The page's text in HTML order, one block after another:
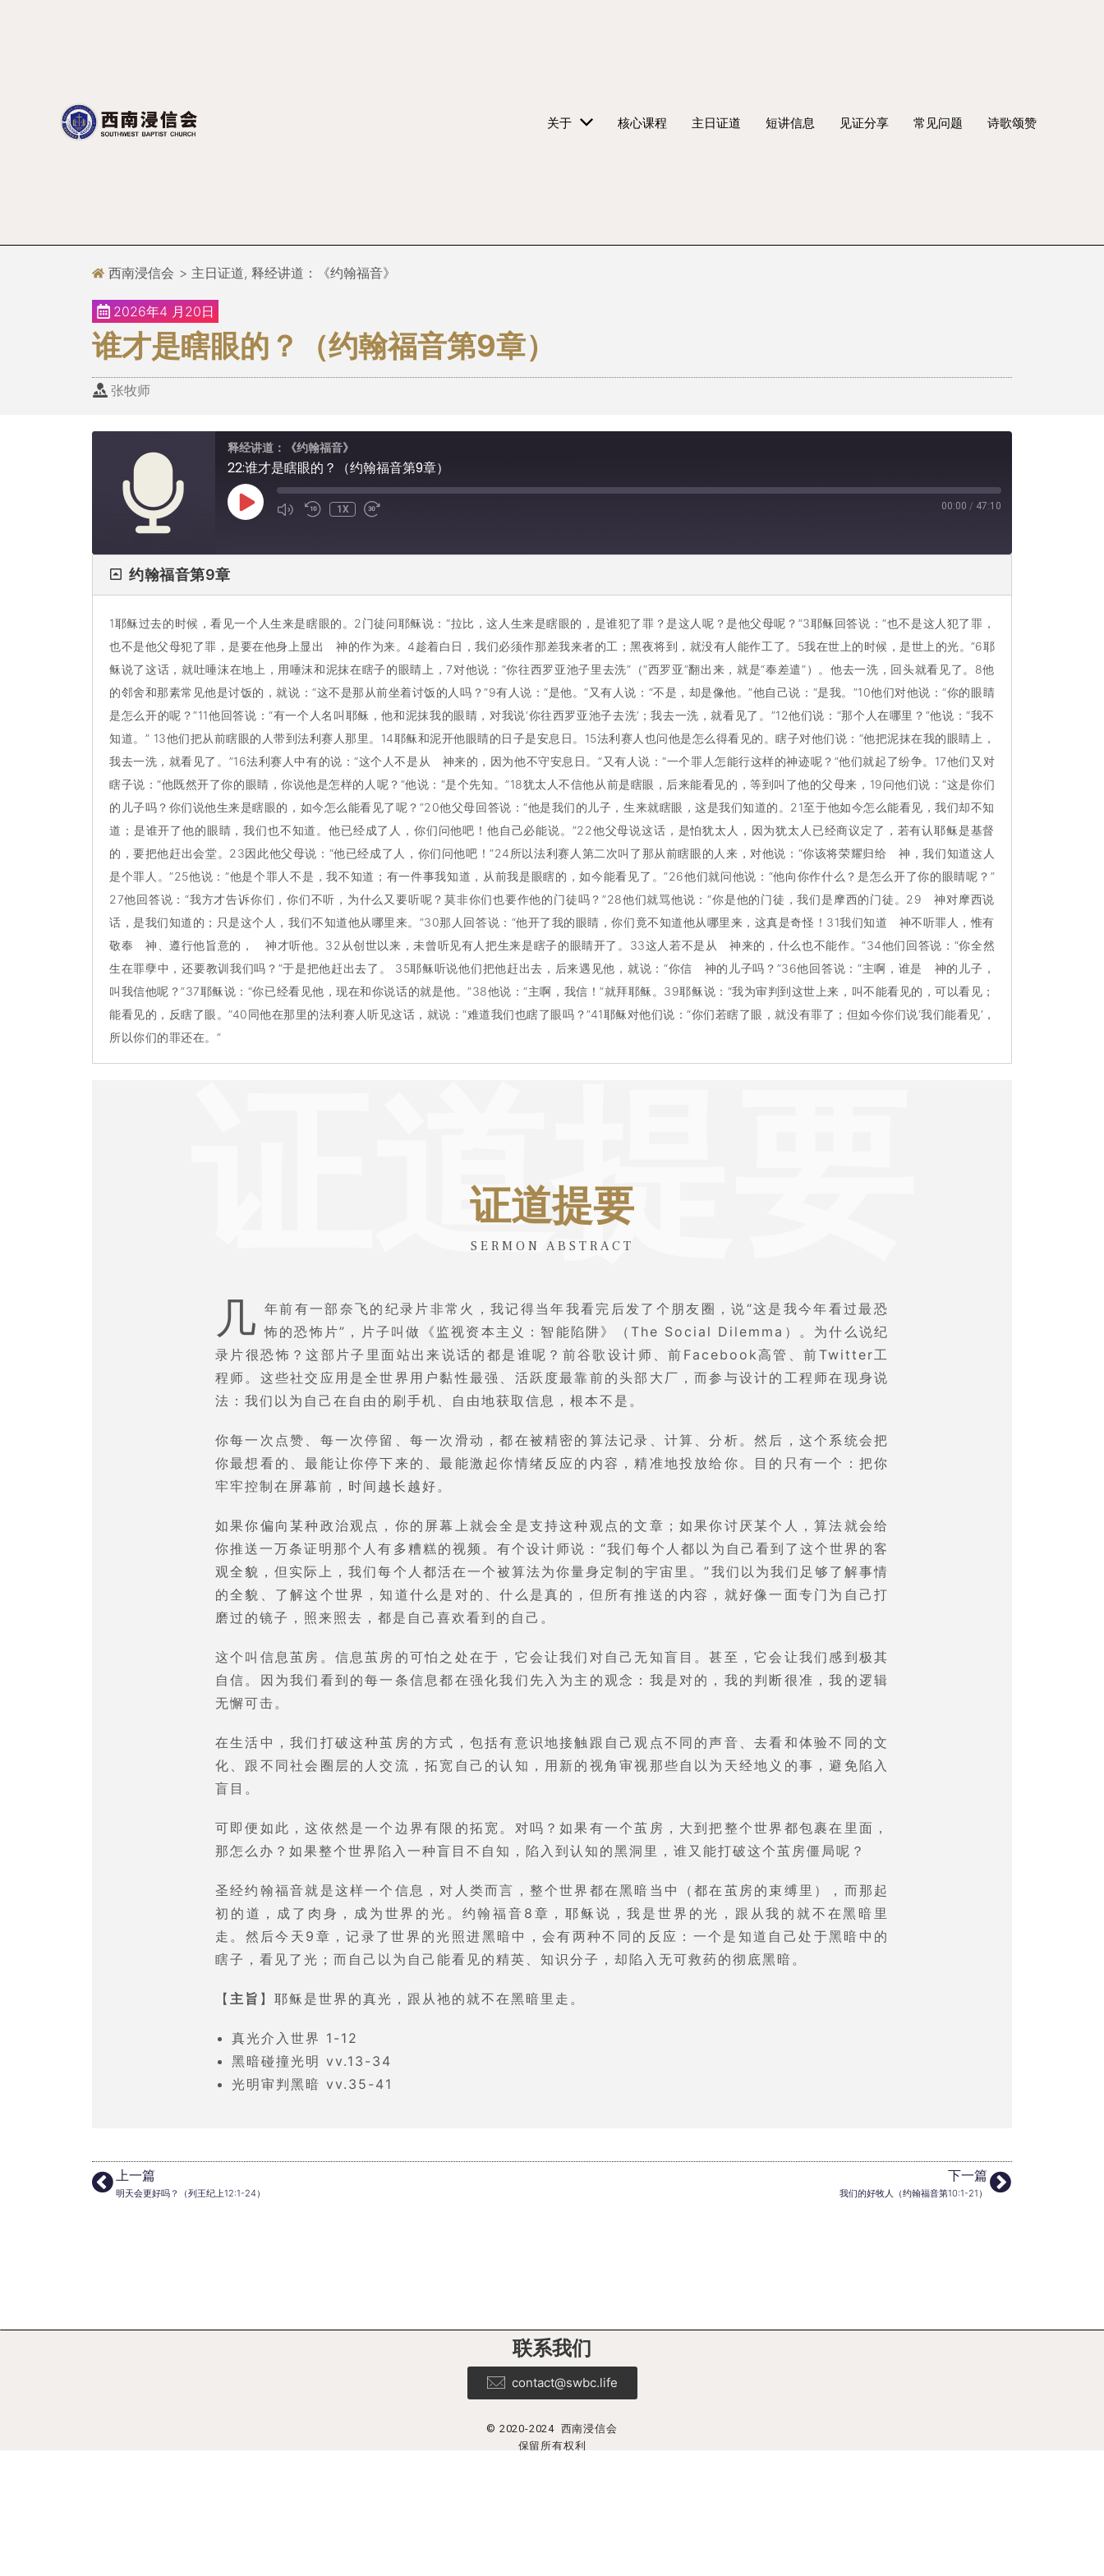
关于 核心课程 主日证道 短讲信息 见证分享 常见问题 诗歌颂赞
西南浸信会 > 主日证道, 释经讲道：《约翰福音》
2026年4 月20日
谁才是瞎眼的？（约翰福音第9章）
张牧师
释经讲道：《约翰福音》
22:谁才是瞎眼的？（约翰福音第9章）
1X 00:00 / 47:10
约翰福音第9章
1耶稣过去的时候，看见一个人生来是瞎眼的。2门徒问耶稣说：“拉比，这人生来是瞎眼的，是谁犯了罪？是这人呢？是他父母呢？”3耶稣回答说：“也不是这人犯了罪，
也不是他父母犯了罪，是要在他身上显出 神的作为来。4趁着白日，我们必须作那差我来者的工；黑夜将到，就没有人能作工了。5我在世上的时候，是世上的光。”6耶
稣说了这话，就吐唾沫在地上，用唾沫和泥抹在瞎子的眼睛上，7对他说：“你往西罗亚池子里去洗”（“西罗亚”翻出来，就是“奉差遣”）。他去一洗，回头就看见了。8他
的邻舍和那素常见他是讨饭的，就说：“这不是那从前坐着讨饭的人吗？”9有人说：“是他。”又有人说：“不是，却是像他。”他自己说：“是我。”10他们对他说：“你的眼睛
是怎么开的呢？”11他回答说：“有一个人名叫耶稣，他和泥抹我的眼睛，对我说‘你往西罗亚池子去洗’；我去一洗，就看见了。”12他们说：“那个人在哪里？”他说：“我不
知道。” 13他们把从前瞎眼的人带到法利赛人那里。14耶稣和泥开他眼睛的日子是安息日。15法利赛人也问他是怎么得看见的。瞎子对他们说：“他把泥抹在我的眼睛上，
我去一洗，就看见了。”16法利赛人中有的说：“这个人不是从 神来的，因为他不守安息日。”又有人说：“一个罪人怎能行这样的神迹呢？”他们就起了纷争。17他们又对
瞎子说：“他既然开了你的眼睛，你说他是怎样的人呢？”他说：“是个先知。”18犹太人不信他从前是瞎眼，后来能看见的，等到叫了他的父母来，19问他们说：“这是你们
的儿子吗？你们说他生来是瞎眼的，如今怎么能看见了呢？”20他父母回答说：“他是我们的儿子，生来就瞎眼，这是我们知道的。21至于他如今怎么能看见，我们却不知
道；是谁开了他的眼睛，我们也不知道。他已经成了人，你们问他吧！他自己必能说。”22他父母说这话，是怕犹太人，因为犹太人已经商议定了，若有认耶稣是基督
的，要把他赶出会堂。23因此他父母说：“他已经成了人，你们问他吧！”24所以法利赛人第二次叫了那从前瞎眼的人来，对他说：“你该将荣耀归给 神，我们知道这人
是个罪人。”25他说：“他是个罪人不是，我不知道；有一件事我知道，从前我是眼瞎的，如今能看见了。”26他们就问他说：“他向你作什么？是怎么开了你的眼睛呢？”
27他回答说：“我方才告诉你们，你们不听，为什么又要听呢？莫非你们也要作他的门徒吗？”28他们就骂他说：“你是他的门徒，我们是摩西的门徒。29 神对摩西说
话，是我们知道的；只是这个人，我们不知道他从哪里来。”30那人回答说：“他开了我的眼睛，你们竟不知道他从哪里来，这真是奇怪！31我们知道 神不听罪人，惟有
敬奉 神、遵行他旨意的， 神才听他。32从创世以来，未曾听见有人把生来是瞎子的眼睛开了。33这人若不是从 神来的，什么也不能作。”34他们回答说：“你全然
生在罪孽中，还要教训我们吗？”于是把他赶出去了。 35耶稣听说他们把他赶出去，后来遇见他，就说：“你信 神的儿子吗？”36他回答说：“主啊，谁是 神的儿子，
叫我信他呢？”37耶稣说：“你已经看见他，现在和你说话的就是他。”38他说：“主啊，我信！”就拜耶稣。39耶稣说：“我为审判到这世上来，叫不能看见的，可以看见；
能看见的，反瞎了眼。”40同他在那里的法利赛人听见这话，就说：“难道我们也瞎了眼吗？”41耶稣对他们说：“你们若瞎了眼，就没有罪了；但如今你们说‘我们能看见’，
所以你们的罪还在。”
证道提要
证道提要
SERMON ABSTRACT
几 年前有一部奈飞的纪录片非常火，我记得当年我看完后发了个朋友圈，说“这是我今年看过最恐
怖的恐怖片”，片子叫做《监视资本主义：智能陷阱》（The Social Dilemma）。为什么说纪
录片很恐怖？这部片子里面站出来说话的都是谁呢？前谷歌设计师、前Facebook高管、前Twitter工
程师。这些社交应用是全世界用户黏性最强、活跃度最靠前的头部大厂，而参与设计的工程师在现身说
法：我们以为自己在自由的刷手机、自由地获取信息，根本不是。
你每一次点赞、每一次停留、每一次滑动，都在被精密的算法记录、计算、分析。然后，这个系统会把
你最想看的、最能让你停下来的、最能激起你情绪反应的内容，精准地投放给你。目的只有一个：把你
牢牢控制在屏幕前，时间越长越好。
如果你偏向某种政治观点，你的屏幕上就会全是支持这种观点的文章；如果你讨厌某个人，算法就会给
你推送一万条证明那个人有多糟糕的视频。有个设计师说：“我们每个人都以为自己看到了这个世界的客
观全貌，但实际上，我们每个人都活在一个被算法为你量身定制的宇宙里。”我们以为我们足够了解事情
的全貌、了解这个世界，知道什么是对的、什么是真的，但所有推送的内容，就好像一面专门为自己打
磨过的镜子，照来照去，都是自己喜欢看到的自己。
这个叫信息茧房。信息茧房的可怕之处在于，它会让我们对自己无知盲目。甚至，它会让我们感到极其
自信。因为我们看到的每一条信息都在强化我们先入为主的观念：我是对的，我的判断很准，我的逻辑
无懈可击。
在生活中，我们打破这种茧房的方式，包括有意识地接触跟自己观点不同的声音、去看和体验不同的文
化、跟不同社会圈层的人交流，拓宽自己的认知，用新的视角审视那些自以为天经地义的事，避免陷入
盲目。
可即便如此，这依然是一个边界有限的拓宽。对吗？如果有一个茧房，大到把整个世界都包裹在里面，
那怎么办？如果整个世界陷入一种盲目不自知，陷入到认知的黑洞里，谁又能打破这个茧房僵局呢？
圣经约翰福音就是这样一个信息，对人类而言，整个世界都在黑暗当中（都在茧房的束缚里），而那起
初的道，成了肉身，成为世界的光。约翰福音8章，耶稣说，我是世界的光，跟从我的就不在黑暗里
走。然后今天9章，记录了世界的光照进黑暗中，会有两种不同的反应：一个是知道自己处于黑暗中的
瞎子，看见了光；而自己以为自己能看见的精英、知识分子，却陷入无可救药的彻底黑暗。
【 主旨 】耶稣是世界的真光，跟从祂的就不在黑暗里走。
真光介入世界 1-12
黑暗碰撞光明 vv.13-34
光明审判黑暗 vv.35-41
上一篇
明天会更好吗？（列王纪上12:1-24）
下一篇
我们的好牧人（约翰福音第10:1-21）
联系我们
contact@swbc.life
© 2020-2024 西南浸信会
保留所有权利